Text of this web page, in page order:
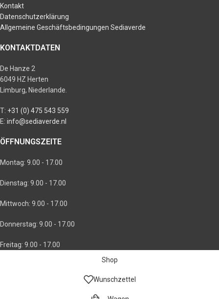
Kontakt
Datenschutzerklärung
Allgemeine Geschäftsbedingungen Sediaverde
KONTAKTDATEN
De Hanze 2
6049 HZ Herten
Limburg, Niederlande.
T: +31 (0) 475 543 559
E: info@sediaverde.nl
ÖFFNUNGSZEITE
Montag: 9.00 - 17.00
Dienstag: 9.00 - 17.00
Mittwoch: 9.00 - 17.00
Donnerstag: 9.00 - 17.00
Freitag: 9.00 - 17.00
Shop
Wunschzettel